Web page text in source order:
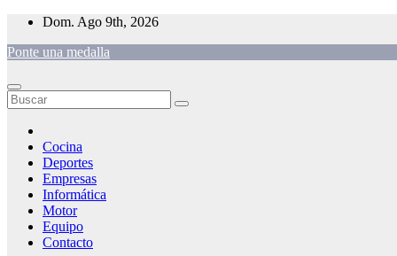
Saltar
contenido
Dom. Ago 9th, 2026
Ponte una medalla
Cocina
Deportes
Empresas
Informática
Motor
Equipo
Contacto